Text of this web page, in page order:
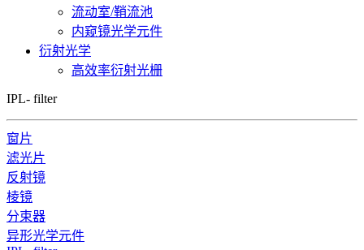
流动室/鞘流池
内窥镜光学元件
衍射光学
高效率衍射光栅
IPL- filter
窗片
滤光片
反射镜
棱镜
分束器
异形光学元件